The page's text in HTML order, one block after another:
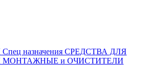
назначения СРЕДСТВА ДЛЯ
и ОЧИСТИТЕЛИ